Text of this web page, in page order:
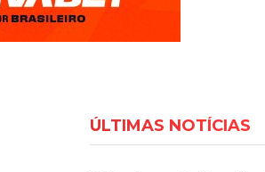
ÚLTIMAS NOTÍCIAS